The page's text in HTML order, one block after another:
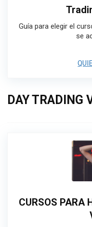
Guía para elegir el
se
DAY TRADING
CURSOS PARA